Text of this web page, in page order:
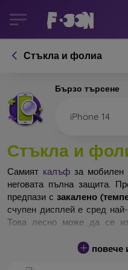
Стъкла и фолиа
Бързо търсене
iPhone 14
Стъкла и
Самият калъф за мобилен
неговата пълна защита.
предпази с закалено
счупен дисплей е сред
Това лесно може да се
Неразбиваемо стъкло за
повече